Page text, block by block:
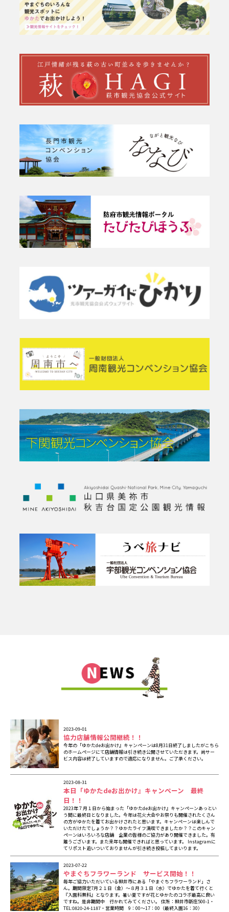
2023-09-01
協力店舗情報公開継続！！
今年の「ゆかたdeお出かけ』キャンペーンは8月31日終了しましたがこちら
のホームページにて店舗情報は引き続き公開させていただきます。尚サー
ビス内容は終了していますので適応になりません。ご了承ください。
2023-08-31
本日「ゆかたdeお出かけ』キャンペーン 最終
日！！
2023年７月１日から始まった「ゆかたdeお出かけ』キャンペーンあっとい
う間に最終日となりました。今年は花火大会やお祭りも開催されたくさん
の方がゆかたを着てお出かけされたと思います。キャンペーンは楽しんで
いただけたでしょうか？？ゆかたライフ満喫できましたか？？このキャン
ペーンはいろいろな店舗 企業の皆様のご協力があり開催できました。有
難うございます。また来年も開催できればと思っています。 Instagramに
てリポスト追いついておりませんが引き続き投稿してまいります。
2023-07-22
やまぐちフラワーランド サービス開始！！
毎年ご協力いただいている柳井市にある「やまぐちフラワーランド」さ
ん。期間限定7月２１日（金）～８月３１日（水）でゆかたを着て行くと
『入園料無料』となります。暑い夏ですが花とゆかたのコラボ最高に良い
ですね。是非期間中 行かれてみてください。 住所：柳井市新庄500-1・
TEL:0820-24-1187・営業時間 9：00～17：00（最終入園16：30）